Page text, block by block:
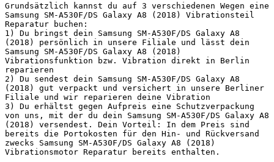
Grundsätzlich kannst du auf 3 verschiedenen Wegen eine
Samsung SM-A530F/DS Galaxy A8 (2018) Vibrationsteil
Reparatur buchen:
1) Du bringst dein Samsung SM-A530F/DS Galaxy A8
(2018) persönlich in unsere Filiale und lässt dein
Samsung SM-A530F/DS Galaxy A8 (2018)
Vibrationsfunktion bzw. Vibration direkt in Berlin
reparieren
2) Du sendest dein Samsung SM-A530F/DS Galaxy A8
(2018) gut verpackt und versichert in unsere Berliner
Filiale und wir reparieren deine Vibration
3) Du erhältst gegen Aufpreis eine Schutzverpackung
von uns, mit der du dein Samsung SM-A530F/DS Galaxy A8
(2018) versendest. Dein Vorteil: In dem Preis sind
bereits die Portokosten für den Hin- und Rückversand
zwecks Samsung SM-A530F/DS Galaxy A8 (2018)
Vibrationsmotor Reparatur bereits enthalten.